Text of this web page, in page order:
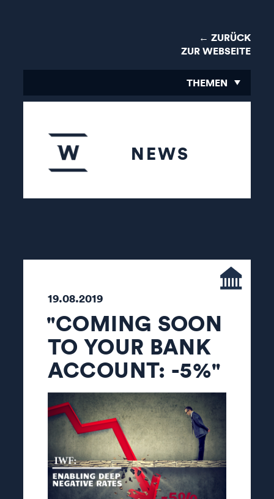
← ZURÜCK
ZUR WEBSEITE
THEMEN
NEWS
19.08.2019
"COMING SOON
TO YOUR BANK
ACCOUNT: -5%"